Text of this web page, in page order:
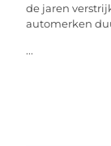
de jaren
automerken
...